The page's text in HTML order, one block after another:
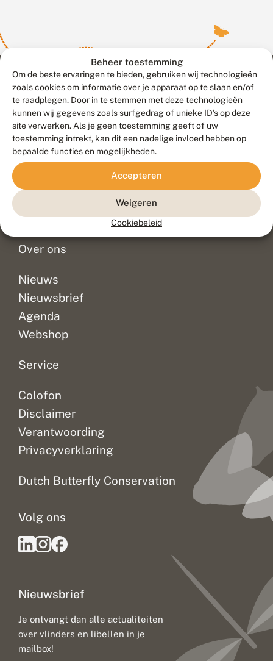
Beheer toestemming
Om de beste ervaringen te bieden, gebruiken wij technologieën
zoals cookies om informatie over je apparaat op te slaan en/of
te raadplegen. Door in te stemmen met deze technologieën
kunnen wij gegevens zoals surfgedrag of unieke ID's op deze
site verwerken. Als je geen toestemming geeft of uw
toestemming intrekt, kan dit een nadelige invloed hebben op
bepaalde functies en mogelijkheden.
Accepteren
Weigeren
Cookiebeleid
Contact
Veelgestelde vragen
Doneer
Over ons
Nieuws
Nieuwsbrief
Agenda
Webshop
Service
Colofon
Disclaimer
Verantwoording
Privacyverklaring
Dutch Butterfly Conservation
Nieuwsbrief
Je ontvangt dan alle actualiteiten
over vlinders en libellen in je
mailbox!
Volg ons
Meld waarnemingen© 2026 Vlinderstichting
Duurzaam ontwikkeld door
Go2People
, ontworpen door
Blue Field Agency
Privacy
Disclaimer
Sitemap